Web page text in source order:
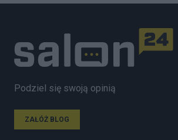
Podziel się swoją opinią
ZAŁÓŻ BLOG